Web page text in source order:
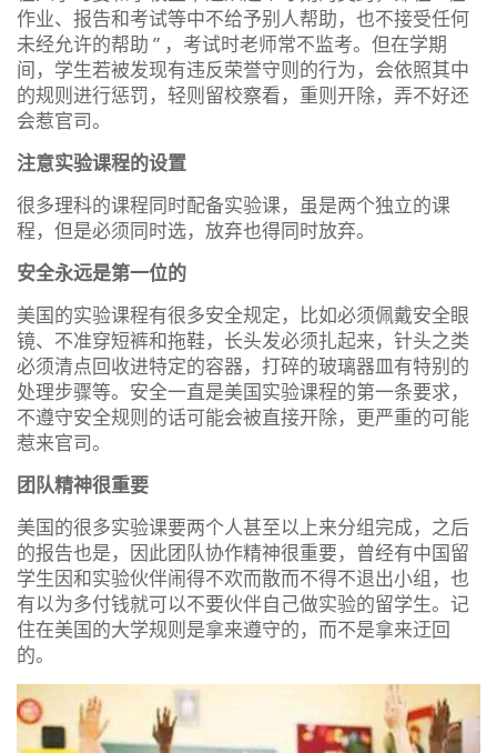
作业、报告和考试等中不给予别人帮助，也不接受任何
未经允许的帮助 ” ，考试时老师常不监考。但在学期
间，学生若被发现有违反荣誉守则的行为，会依照其中
的规则进行惩罚，轻则留校察看，重则开除，弄不好还
会惹官司。
注意实验课程的设置
很多理科的课程同时配备实验课，虽是两个独立的课
程，但是必须同时选，放弃也得同时放弃。
安全永远是第一位的
美国的实验课程有很多安全规定，比如必须佩戴安全眼
镜、不准穿短裤和拖鞋，长头发必须扎起来，针头之类
必须清点回收进特定的容器，打碎的玻璃器皿有特别的
处理步骤等。安全一直是美国实验课程的第一条要求，
不遵守安全规则的话可能会被直接开除，更严重的可能
惹来官司。
团队精神很重要
美国的很多实验课要两个人甚至以上来分组完成，之后
的报告也是，因此团队协作精神很重要，曾经有中国留
学生因和实验伙伴闹得不欢而散而不得不退出小组，也
有以为多付钱就可以不要伙伴自己做实验的留学生。记
住在美国的大学规则是拿来遵守的，而不是拿来迂回
的。